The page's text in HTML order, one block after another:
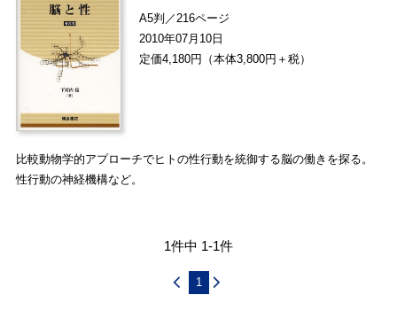
A5判／216ページ
2010年07月10日
定価4,180円（本体3,800円＋税）
比較動物学的アプローチでヒトの性行動を統御する脳の働きを探る。
性行動の神経機構など。
1件中 1-1件
1